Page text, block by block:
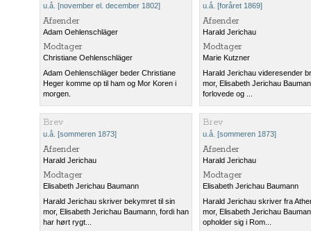
u.å. [november el. december 1802]
Afsender
Adam Oehlenschläger
Modtager
Christiane Oehlenschläger
Adam Oehlenschläger beder Christiane
Heger komme op til ham og Mor Koren i
morgen.
u.å. [foråret 1869]
Afsender
Harald Jerichau
Modtager
Marie Kutzner
Harald Jerichau videresender
mor, Elisabeth Jerichau
forlovede og ...
Brev
u.å. [sommeren 1873]
Afsender
Harald Jerichau
Modtager
Elisabeth Jerichau Baumann
Harald Jerichau skriver bekymret til sin
mor, Elisabeth Jerichau Baumann, fordi han
har hørt rygt...
Brev
u.å. [sommeren 1873]
Afsender
Harald Jerichau
Modtager
Elisabeth Jerichau Baumann
Harald Jerichau skriver fra
mor, Elisabeth Jerichau
opholder sig i Rom...